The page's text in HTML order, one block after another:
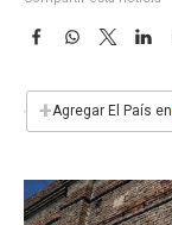
F
e
b
k
W
s
p
T
w
t
L
n
+Agregar El País en